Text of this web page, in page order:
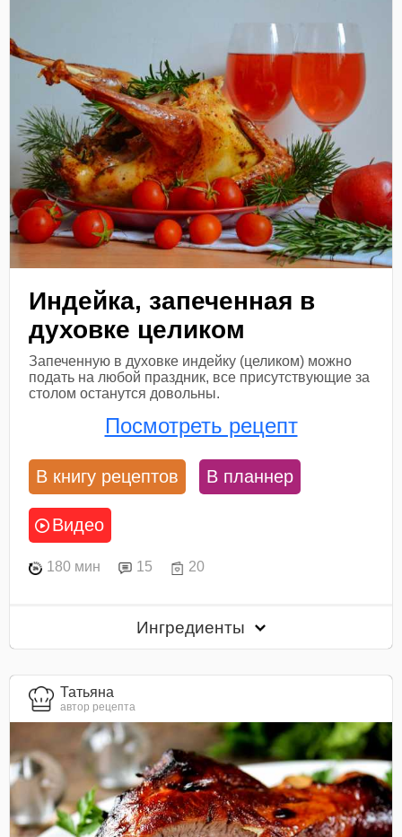
Индейка, запеченная в
духовке целиком
Запеченную в духовке индейку (целиком) можно
подать на любой праздник, все присутствующие за
столом останутся довольны.
Посмотреть рецепт
В книгу рецептов В планнер
Видео
180 мин 15 20
Ингредиенты
Татьяна
автор рецепта